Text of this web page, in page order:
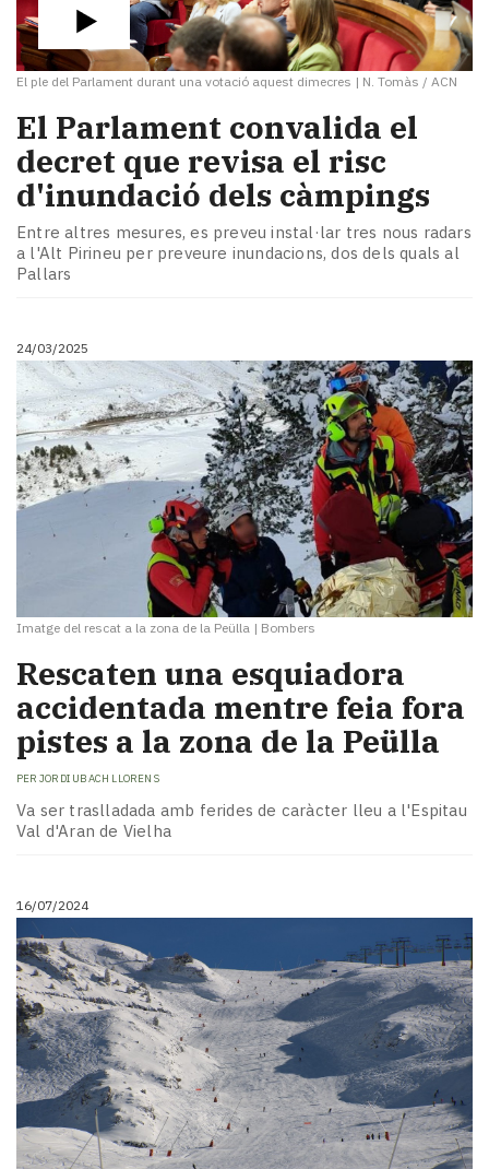
El ple del Parlament durant una votació aquest dimecres | N. Tomàs / ACN
El Parlament convalida el
decret que revisa el risc
d'inundació dels càmpings
Entre altres mesures, es preveu instal·lar tres nous radars
a l'Alt Pirineu per preveure inundacions, dos dels quals al
Pallars
24/03/2025
Imatge del rescat a la zona de la Peülla | Bombers
Rescaten una esquiadora
accidentada mentre feia fora
pistes a la zona de la Peülla
PER JORDI UBACH LLORENS
Va ser traslladada amb ferides de caràcter lleu a l'Espitau
Val d'Aran de Vielha
16/07/2024